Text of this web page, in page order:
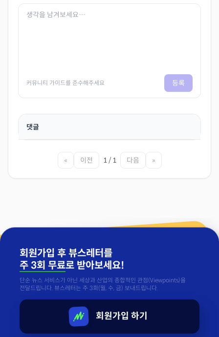
커뮤니티 가이드를 준수해주세요 등록
댓글
« 이전 1 / 1 다음 »
회원가입 후 뷰스레터를
주 3회 무료로 받아보세요!
단순 뉴스 서비스가 아닌 세상과 산업의 종합적인 관점(Viewpoints)을
전달드립니다. 뷰스레터는 주 3회(월, 수, 금) 보내드립니다.
회원가입 하기